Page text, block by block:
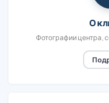
О
Фотографии центра,